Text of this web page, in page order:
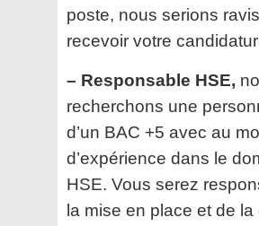
poste, nous serions
recevoir votre
– ⁠Responsable HSE,
recherchons une
d’un BAC +5 avec au
d’expérience dans le
HSE. Vous serez
la mise en place et de la